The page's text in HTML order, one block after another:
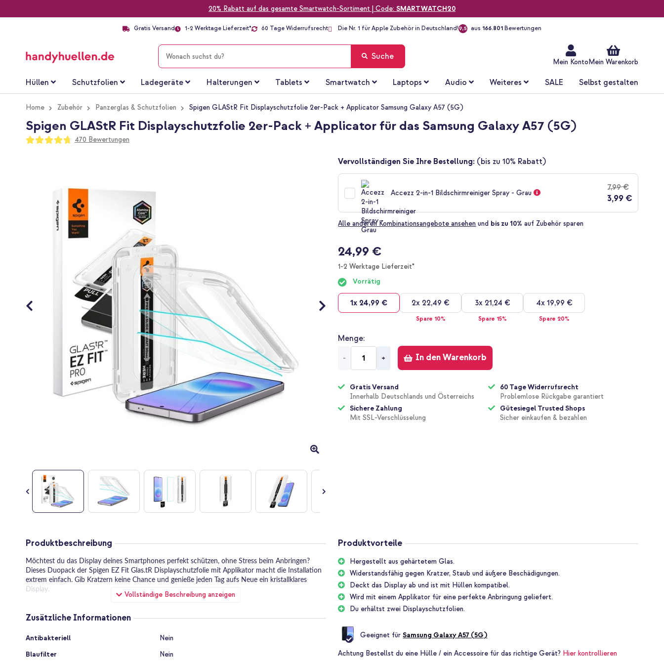
20% Rabatt auf das gesamte Smartwatch-Sortiment | Code: SMARTWATCH20
Gratis Versand 1-2 Werktage Lieferzeit* 60 Tage Widerrufsrecht Die Nr. 1 für Apple Zubehör in Deutschland!9,5 aus 166.801 Bewertungen
Mein Konto Mein Warenkorb
SUCHE Suche
Hüllen Schutzfolien Ladegeräte Halterungen Tablets Smartwatch Laptops Audio Weiteres SALE Selbst gestalten
Home Zubehör Panzerglas & Schutzfolien Spigen GLAStR Fit Displayschutzfolie 2er-Pack + Applicator Samsung Galaxy A57 (5G)
Spigen GLAStR Fit Displayschutzfolie 2er-Pack + Applicator für das Samsung Galaxy A57 (5G)
Bewertung:
94
100
470 Bewertungen
Anfang
der
Bildgalerie
springen
Vervollständigen Sie Ihre Bestellung: (bis zu 10% Rabatt)
Accezz 2-in-1 Bildschirmreiniger Spray - Grau
7,99 €
3,99 €
Alle anderen Kombinationsangebote ansehen und bis zu 10% auf Zubehör sparen
24,99 €
1-2 Werktage Lieferzeit*
Vorrätig
1x 24,99 € 2x 22,49 €
Spare 10%
3x 21,24 €
Spare 15%
4x 19,99 €
Spare 20%
Menge
- + In den Warenkorb
Gratis Versand
Innerhalb Deutschlands und Österreichs
Sichere Zahlung
Mit SSL-Verschlüsselung
60 Tage Widerrufsrecht
Problemlose Rückgabe garantiert
Gütesiegel Trusted Shops
Sicher einkaufen & bezahlen
Produktbeschreibung
Vollständige Beschreibung anzeigen
Möchtest du das Display deines Smartphones perfekt schützen, ohne Stress beim Anbringen?
Dieses Duopack der Spigen EZ Fit Glas.tR Displayschutzfolie mit Applikator macht die Installation
extrem einfach. Gib Kratzern keine Chance und genieße jeden Tag aufs Neue ein kristallklares
Display.
Mit dem Spigen EZ Fit Applikator wird das Anbringen deines Schutzglases zum Kinderspiel. Du
Installationsrahmen sorgt für eine perfekte Ausrichtung auf deinem Bildschirm: Rahmen aufsetzen,
ohne Mühe genießen kannst. Einfacher geht es kaum!
Produktvorteile
Hergestellt aus gehärtetem Glas.
Widerstandsfähig gegen Kratzer, Staub und äußere Beschädigungen.
Deckt das Display ab und ist mit Hüllen kompatibel.
Wird mit einem Applikator für eine perfekte Anbringung geliefert.
Du erhältst zwei Displayschutzfolien.
Geeignet fürSamsung Galaxy A57 (5G)
Achtung Bestellst du eine Hülle / ein Accessoire für das richtige Gerät? Hier kontrollieren
Zusätzliche Informationen
Zusätzliche
Antibakteriell
Nein
Blaufilter
Nein